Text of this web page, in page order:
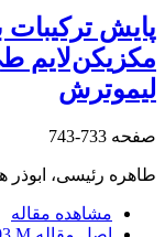
پایش ترکیبات
مکزیکن‌لایم
لیموترش
صفحه 733-743
طاهره رئیسی،
مشاهده مقاله